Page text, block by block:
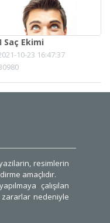
Saç Ekimi
10-23 16:47:37
resimlerin
amaçlıdır.
çalışılan
nedeniyle